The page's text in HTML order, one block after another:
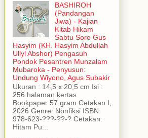
BASHIROH
(Pandangan
Jiwa) - Kajian
Kitab Hikam
Sabtu Sore Gus
Hasyim (KH. Hasyim Abdullah
Ullyl Abshor) Pengasuh
Pondok Pesantren Munzalam
Mubaroka - Penyusun:
Undung Wiyono, Agus Subakir
Ukuran : 14,5 x 20,5 cm Isi :
256 halaman kertas
Bookpaper 57 gram Cetakan I,
2026 Genre: Nonfiksi ISBN:
978-623-???-??-? Cetakan:
Hitam Pu...